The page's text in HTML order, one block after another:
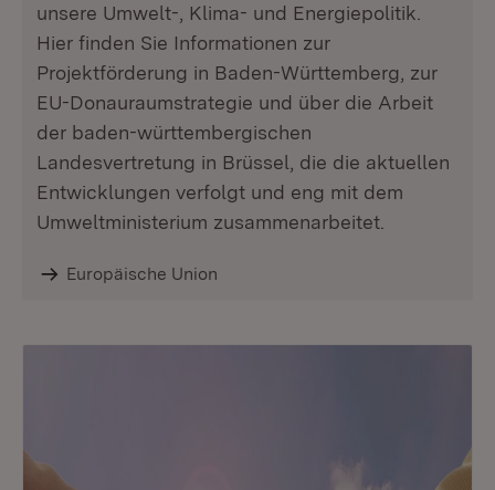
unsere Umwelt-, Klima- und Energiepolitik.
Hier finden Sie Informationen zur
Projektförderung in Baden-Württemberg, zur
EU-Donauraumstrategie und über die Arbeit
der baden-württembergischen
Landesvertretung in Brüssel, die die aktuellen
Entwicklungen verfolgt und eng mit dem
Umweltministerium zusammenarbeitet.
Europäische Union